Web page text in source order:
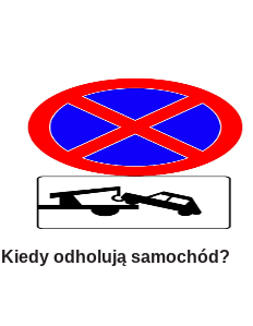
Kiedy odholują samochód?